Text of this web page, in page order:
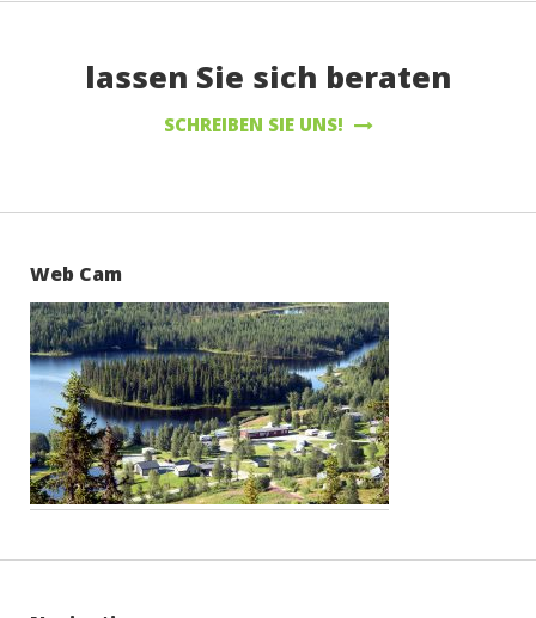
lassen Sie sich beraten
SCHREIBEN SIE UNS!
Web Cam